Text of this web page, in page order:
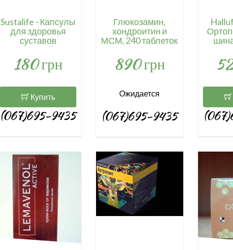
Sustalife - Капсулы
для здоровья
суставов
(Сусталайф)
180 грн
Купить
(067)695-9435
Глюкозамин,
хондроитин и
МСМ, 240 таблеток
Chondroitin & MSM
- Higher Strength,
890 грн
Ожидается
(067)695-9435